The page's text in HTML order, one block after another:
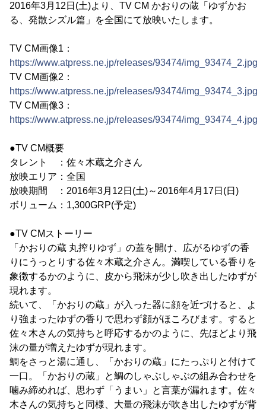
2016年3月12日(土)より、TV CM かおりの蔵「ゆずかお
る、発散シズル篇」を全国にて放映いたします。
TV CM画像1：
https://www.atpress.ne.jp/releases/93474/img_93474_2.jpg
TV CM画像2：
https://www.atpress.ne.jp/releases/93474/img_93474_3.jpg
TV CM画像3：
https://www.atpress.ne.jp/releases/93474/img_93474_4.jpg
●TV CM概要
タレント ：佐々木蔵之介さん
放映エリア：全国
放映期間 ：2016年3月12日(土)～2016年4月17日(日)
ボリューム：1,300GRP(予定)
●TV CMストーリー
「かおりの蔵 丸搾りゆず」の蓋を開け、広がるゆずの香
りにうっとりする佐々木蔵之介さん。満喫している香りを
象徴するかのように、皮から飛沫が少し吹き出したゆずが
現れます。
続いて、「かおりの蔵」が入った器に顔を近づけると、よ
り強まったゆずの香りで思わず顔がほころびます。すると
佐々木さんの気持ちと呼応するかのように、先ほどより飛
沫の量が増えたゆずが現れます。
鯛をさっと湯に通し、「かおりの蔵」にたっぷりと付けて
一口。「かおりの蔵」と鯛のしゃぶしゃぶの組み合わせを
噛み締めれば、思わず「うまい」と言葉が漏れます。佐々
木さんの気持ちと同様、大量の飛沫が吹き出したゆずが背